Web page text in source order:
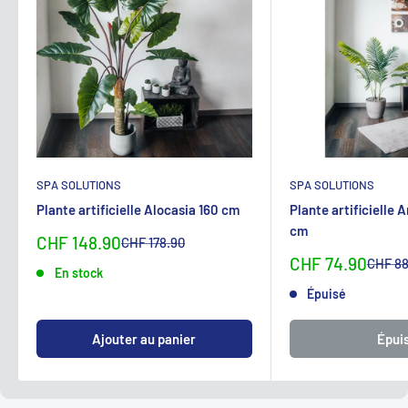
SPA SOLUTIONS
Plante artificielle Alocasia 160 cm
Sonderpreis
CHF 148.90Normalpreis
CHF 178.90
En stock
Ajouter au panier
SPA SOLUTIONS
Plante artificielle
cm
Sonderpreis
CHF 74.90CHF
Épuisé